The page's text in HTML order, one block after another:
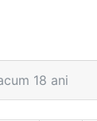
18 ani